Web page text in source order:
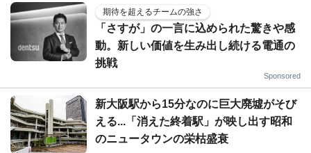
期待を超えるチームの強さ
「さすが」の一言に込められた驚きや感
動。新しい価値を生み出し続ける電通の
挑戦
Sponsored
新大阪駅から15分なのに巨大廃墟がそび
える...「消えた終着駅」が映し出す昭和
のニュータウンの栄枯盛衰